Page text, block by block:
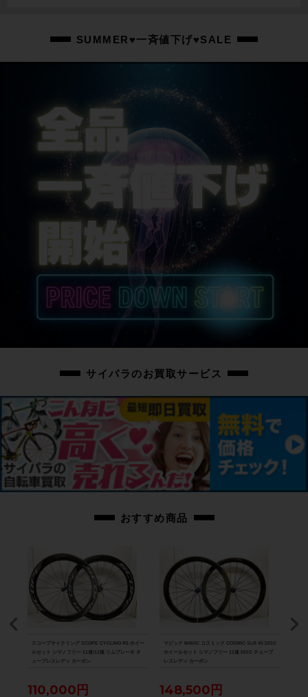
シートポスト
DEROSA
商品の状態
中古：C（使用感あり/キズ、ヨゴレあり）
こちらの自転車は以下の確認を行っております。
変速：正常に動作します。
ブレーキ：正常に動作します。ブレーキワイヤーが、右ブレーキがリア用、左
ブレーキがフロント用動作の海外仕様になっています。
タイヤ：パンクはしておりません。走行に支障ない程度のフレがホイールに
少々あります。
フレーム、その他外観：フレームやパーツに傷や汚れがあります。当時のカラ
ーは、1カラーのみであったため、恐らくオーダー塗装されたフレームと思わ
付属品：ボトルケージ取り付け用のネジが2本付属していません。ペダルは付
属いたしません。別途ご用意下さい。
画像に無いキズや汚れもございます。※出品後に店頭にて展示しておりますの
で展示キズがございます。※ペダルなどの付属品に関しては写真に写っている
ものですべてとなりますのでご了承ください。
商品コード
SUMMER♥一斉値下げ♥SALE
サイパラのお買取サービス
おすすめ商品
スコープサイクリング SCOPE CYCLING R5 ホイー
ルセット シマノフリー 11速/12速 リムブレーキ チ
ューブレスレディ カーボン
110,000円
マビック MAVIC コスミック COSMIC SLR 45 DISC
ホイールセット シマノフリー 11速 DISC チューブ
レスレディ カーボン
148,500円